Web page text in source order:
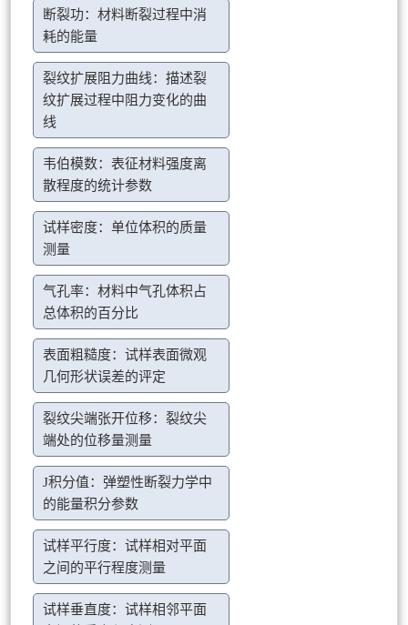
断裂功：材料断裂过程中消
耗的能量
裂纹扩展阻力曲线：描述裂
纹扩展过程中阻力变化的曲
线
韦伯模数：表征材料强度离
散程度的统计参数
试样密度：单位体积的质量
测量
气孔率：材料中气孔体积占
总体积的百分比
表面粗糙度：试样表面微观
几何形状误差的评定
裂纹尖端张开位移：裂纹尖
端处的位移量测量
J积分值：弹塑性断裂力学中
的能量积分参数
试样平行度：试样相对平面
之间的平行程度测量
试样垂直度：试样相邻平面